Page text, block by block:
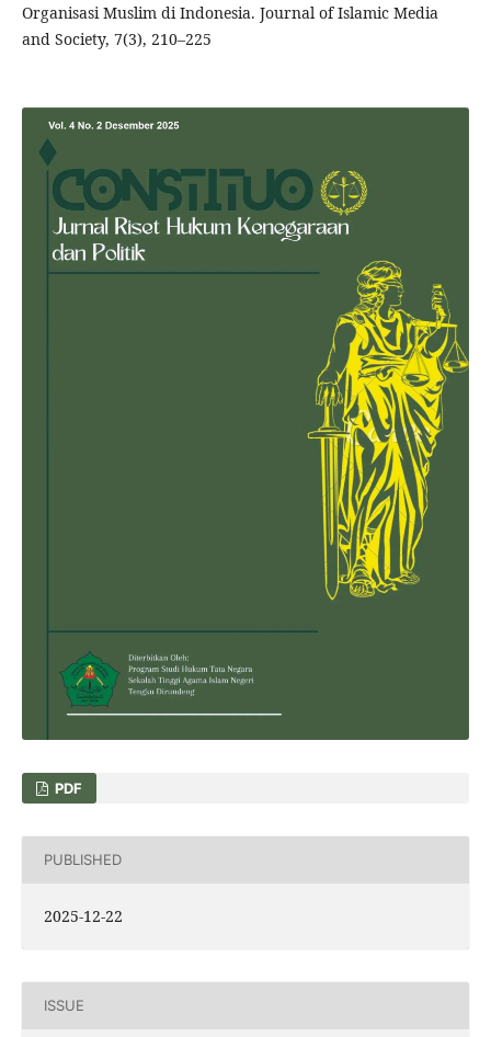
Organisasi Muslim di Indonesia. Journal of Islamic Media
and Society, 7(3), 210–225
PDF
PUBLISHED
2025-12-22
ISSUE